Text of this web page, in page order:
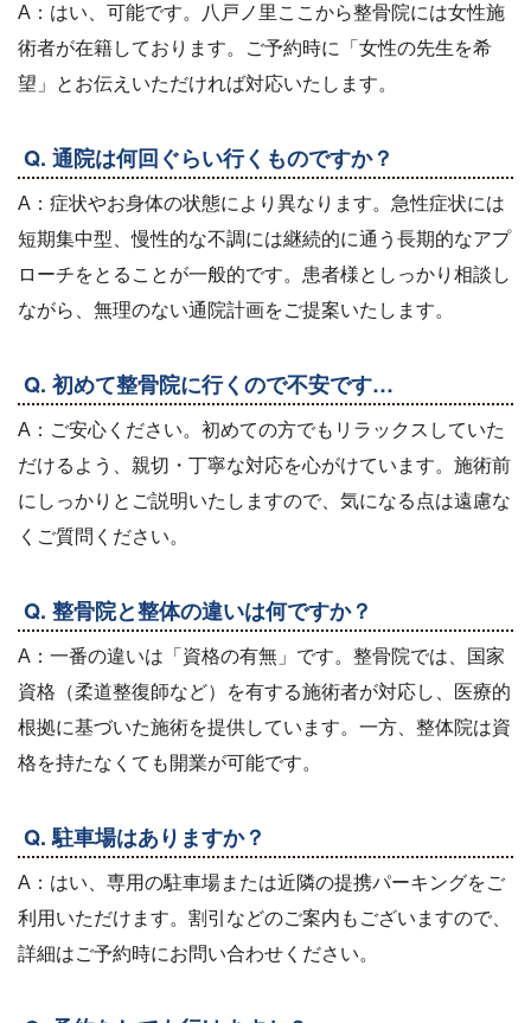
A：はい、可能です。八戸ノ里ここから整骨院には女性施
術者が在籍しております。ご予約時に「女性の先生を希
望」とお伝えいただければ対応いたします。
Q. 通院は何回ぐらい行くものですか？
A：症状やお身体の状態により異なります。急性症状には
短期集中型、慢性的な不調には継続的に通う長期的なアプ
ローチをとることが一般的です。患者様としっかり相談し
ながら、無理のない通院計画をご提案いたします。
Q. 初めて整骨院に行くので不安です…
A：ご安心ください。初めての方でもリラックスしていた
だけるよう、親切・丁寧な対応を心がけています。施術前
にしっかりとご説明いたしますので、気になる点は遠慮な
くご質問ください。
Q. 整骨院と整体の違いは何ですか？
A：一番の違いは「資格の有無」です。整骨院では、国家
資格（柔道整復師など）を有する施術者が対応し、医療的
根拠に基づいた施術を提供しています。一方、整体院は資
格を持たなくても開業が可能です。
Q. 駐車場はありますか？
A：はい、専用の駐車場または近隣の提携パーキングをご
利用いただけます。割引などのご案内もございますので、
詳細はご予約時にお問い合わせください。